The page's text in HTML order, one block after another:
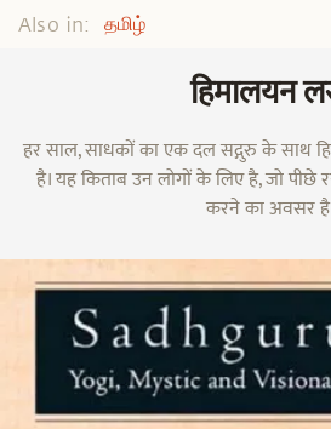
Also in: தமிழ்
हिमालयन
हर साल, साधकों का एक दल सद्गुरु के साथ
है। यह किताब उन लोगों के लिए है, जो पीछे
करने का अवसर